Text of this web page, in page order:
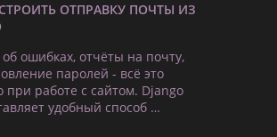
ОТПРАВКУ ПОЧТЫ ИЗ
ошибках, отчёты на почту,
паролей - всё это
при работе с сайтом. Django
удобный способ …